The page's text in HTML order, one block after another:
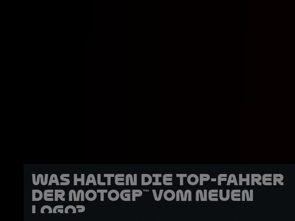
Was halten die Top-Fahrer
der MotoGP™ vom neuen
Logo?